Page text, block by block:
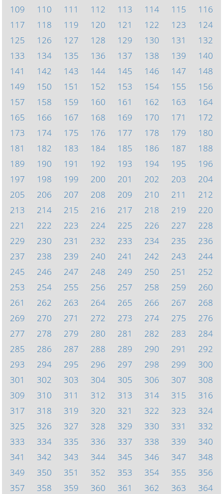
109
110 111 112 113 114 115
116
117
118 119 120 121 122 123
124
125
126 127 128 129 130 131
132
133
134 135 136 137 138 139
140
141
142 143 144 145 146 147
148
149
150 151 152 153 154 155
156
157
158 159 160 161 162 163
164
165
166 167 168 169 170 171
172
173
174 175 176 177 178 179
180
181
182 183 184 185 186 187
188
189
190 191 192 193 194 195
196
197
198 199 200 201 202 203
204
205
206 207 208 209 210 211
212
213
214 215 216 217 218 219
220
221
222 223 224 225 226 227
228
229
230 231 232 233 234 235
236
237
238 239 240 241 242 243
244
245
246 247 248 249 250 251
252
253
254 255 256 257 258 259
260
261
262 263 264 265 266 267
268
269
270 271 272 273 274 275
276
277
278 279 280 281 282 283
284
285
286 287 288 289 290 291
292
293
294 295 296 297 298 299
300
301
302 303 304 305 306 307
308
309
310 311 312 313 314 315
316
317
318 319 320 321 322 323
324
325
326 327 328 329 330 331
332
333
334 335 336 337 338 339
340
341
342 343 344 345 346 347
348
349
350 351 352 353 354 355
356
357
358 359 360 361 362 363 364